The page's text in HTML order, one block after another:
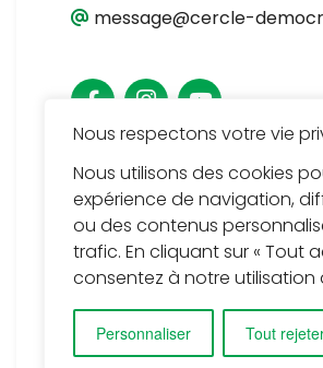
Nous respectons votre vie
Nous utilisons des cookies
expérience de navigation,
ou des contenus
trafic. En cliquant sur « Tout
consentez à notre utilisation
Personnaliser Tout
message@cercle-